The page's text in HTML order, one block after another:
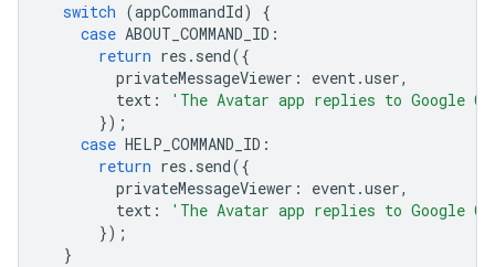
switch (appCommandId)
{
case ABOUT_COMMAND_ID :
return res . send({
privateMessageViewer : event.user,
text :
'The Avatar app replies to Google
});
case HELP_COMMAND_ID :
return res . send({
privateMessageViewer : event.user,
text :
'The Avatar app replies to Google
});
}